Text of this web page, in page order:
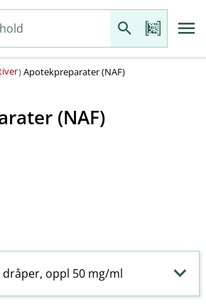
)Apotekpreparater (NAF)
(NAF)
dråper, oppl 50 mg/ml